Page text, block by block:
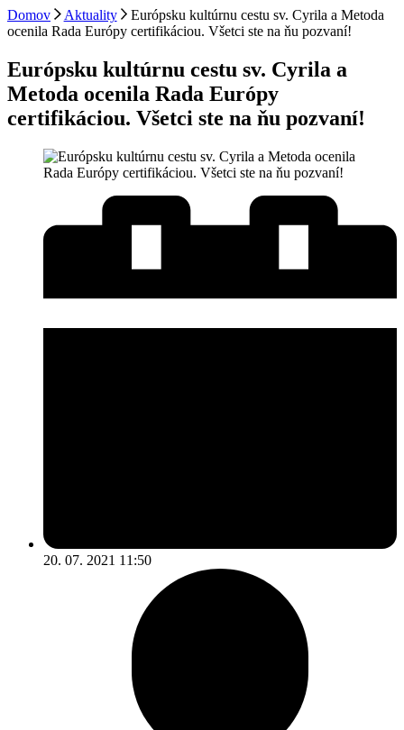
Domov Aktuality
Európsku kultúrnu cestu sv. Cyrila a Metoda
ocenila Rada Európy certifikáciou. Všetci ste na ňu pozvaní!
Európsku kultúrnu cestu sv. Cyrila a
Metoda ocenila Rada Európy
certifikáciou. Všetci ste na ňu pozvaní!
20. 07. 2021 11:50